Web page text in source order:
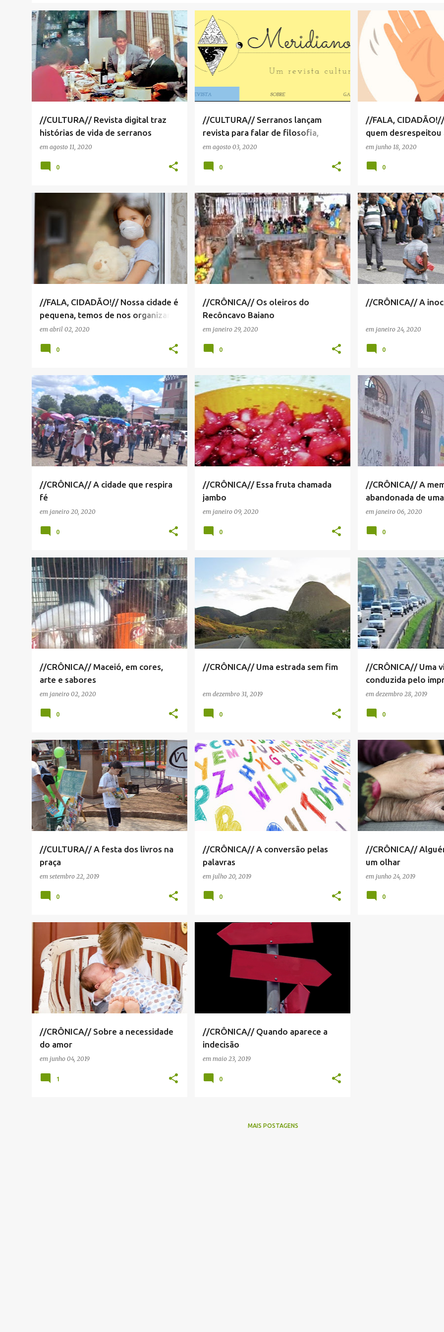
//CULTURA// Revista digital traz
histórias de vida de serranos
em agosto 11, 2020
MARA ROSELAINE PINTO DA FONSECA + 2
0
//CULTURA// Serranos lançam
revista para falar de filosofia,
história, arte...
em agosto 03, 2020
CULTURA CULTURA SERRA NEGRA
0
//FALA,
quem desrespeitou
em junho 18, 2020
EDUCAÇÃO
0
//FALA, CIDADÃO!// Nossa cidade é
pequena, temos de nos organizar
melhor
em abril 02, 2020
FALA CIDADÃO!
0
//CRÔNICA// Os oleiros do
Recôncavo Baiano
em janeiro 29, 2020
CRÔNICA +1
0
//CRÔNICA// A
em janeiro 24, 2020
CRÔNICA
0
//CRÔNICA// A cidade que respira
fé
em janeiro 20, 2020
CRÔNICA +
0
//CRÔNICA// Essa fruta chamada
jambo
em janeiro 09, 2020
CRÔNICA +1
0
//CRÔNICA// A
abandonada de
em janeiro 06, 2020
CRÔNICA
0
//CRÔNICA// Maceió, em cores,
arte e sabores
em janeiro 02, 2020
CRÔNICA +1
0
//CRÔNICA// Uma estrada sem fim
em dezembro 31, 2019
CRÔNICA
0
//CRÔNICA// Uma
conduzida pelo
em dezembro 28, 2019
CRÔNICA
0
//CULTURA// A festa dos livros na
praça
em setembro 22, 2019
COLETIVO DA MONTANHA +3
0
//CRÔNICA// A conversão pelas
palavras
em julho 20, 2019
CRÔNICA +
0
//CRÔNICA//
um olhar
em junho 24, 2019
CRÔNICA CRÔNICA
0
//CRÔNICA// Sobre a necessidade
do amor
em junho 04, 2019
CRÔNICA +
1
//CRÔNICA// Quando aparece a
indecisão
em maio 23, 2019
CRÔNICA
0
MAIS POSTAGENS